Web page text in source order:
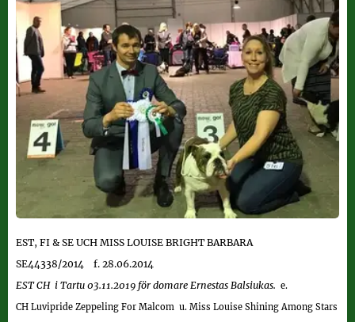
EST, FI & SE UCH MISS LOUISE BRIGHT BARBARA
SE44338/2014
f. 28.06.2014
EST CH i Tartu 03.11.2019 för domare Ernestas Balsiukas. e.
CH Luvipride Zeppeling For Malcom u. Miss Louise Shining Among Stars